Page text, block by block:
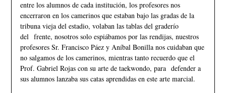
entre los alumnos de cada institución, los profesores nos
encerraron en los camerinos que estaban bajo las gradas de la
tribuna vieja del estadio, volaban las tablas del graderío
del frente, nosotros solo espiábamos por las rendijas, nuestros
profesores Sr. Francisco Páez y Aníbal Bonilla nos cuidaban que
no salgamos de los camerinos, mientras tanto recuerdo que el
Prof. Gabriel Rojas con su arte de taekwondo, para defender a
sus alumnos lanzaba sus catas aprendidas en este arte marcial.